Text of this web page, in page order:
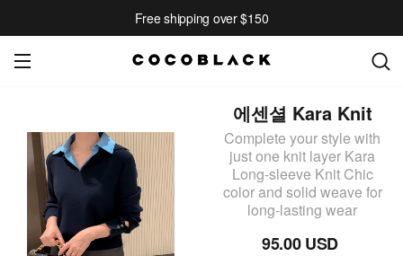
Free shipping over $150
에센셜 Kara Knit
Complete your style with
just one knit layer Kara
Long-sleeve Knit Chic
color and solid weave for
long-lasting wear
95.00 USD